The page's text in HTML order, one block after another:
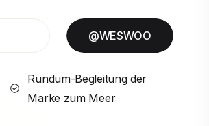
@WESWOO
Rundum-Begleitung der
Marke zum Meer